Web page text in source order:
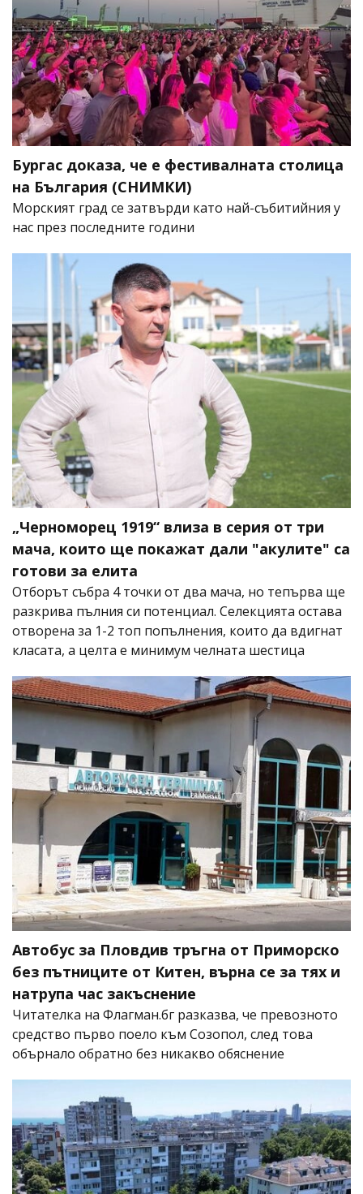
Бургас доказа, че е фестивалната столица
на България (СНИМКИ)
Морският град се затвърди като най-събитийния у
нас през последните години
„Черноморец 1919“ влиза в серия от три
мача, които ще покажат дали "акулите" са
готови за елита
Отборът събра 4 точки от два мача, но тепърва ще
разкрива пълния си потенциал. Селекцията остава
отворена за 1-2 топ попълнения, които да вдигнат
класата, а целта е минимум челната шестица
Автобус за Пловдив тръгна от Приморско
без пътниците от Китен, върна се за тях и
натрупа час закъснение
Читателка на Флагман.бг разказва, че превозното
средство първо поело към Созопол, след това
обърнало обратно без никакво обяснение